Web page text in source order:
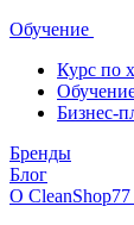
Обучение
Курс по
Бизнес-
Бренды
Блог
О CleanShop77